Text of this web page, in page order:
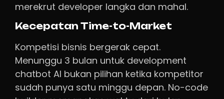
merekrut developer langka dan mahal.
Kecepatan Time-to-Market
Kompetisi bisnis bergerak cepat.
Menunggu 3 bulan untuk development
chatbot AI bukan pilihan ketika kompetitor
sudah punya satu minggu depan. No-code